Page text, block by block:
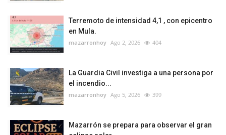
Terremoto de intensidad 4,1 , con epicentro
en Mula.
mazarronhoy Ago 2, 2026 404
La Guardia Civil investiga a una persona por
el incendio...
mazarronhoy Ago 5, 2026 399
Mazarrón se prepara para observar el gran